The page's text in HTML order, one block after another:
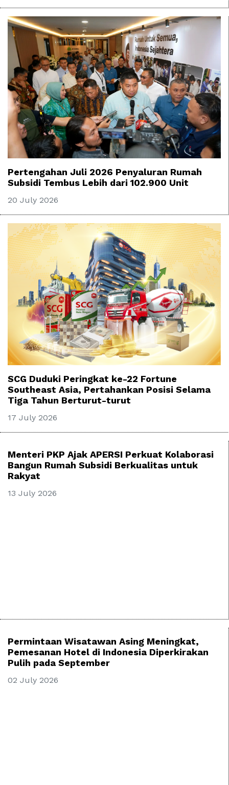
Pertengahan Juli 2026 Penyaluran Rumah
Subsidi Tembus Lebih dari 102.900 Unit
20 July 2026
SCG Duduki Peringkat ke-22 Fortune
Southeast Asia, Pertahankan Posisi Selama
Tiga Tahun Berturut-turut
17 July 2026
Menteri PKP Ajak APERSI Perkuat Kolaborasi
Bangun Rumah Subsidi Berkualitas untuk
Rakyat
13 July 2026
Permintaan Wisatawan Asing Meningkat,
Pemesanan Hotel di Indonesia Diperkirakan
Pulih pada September
02 July 2026